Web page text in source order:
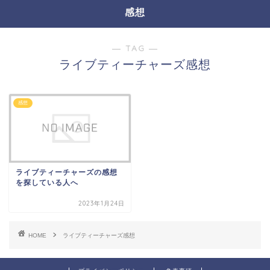
感想
― TAG ―
ライブティーチャーズ感想
感想
ライブティーチャーズの感想
を探している人へ
2023年1月24日
HOME ライブティーチャーズ感想